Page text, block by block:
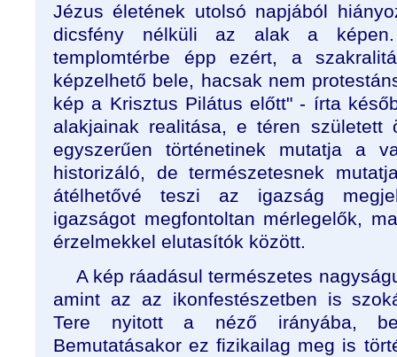
Jézus életének utolsó napjából
dicsfény nélküli az alak a
templomtérbe épp ezért, a
képzelhető bele, hacsak nem
kép a Krisztus Pilátus előtt" - írta
alakjainak realitása, e téren született
egyszerűen történetinek mutatja a
historizáló, de természetesnek
átélhetővé teszi az igazság
igazságot megfontoltan mérlegelők,
érzelmekkel elutasítók között.
A kép ráadásul természetes
amint az az ikonfestészetben is
Tere nyitott a néző irányába,
Bemutatásakor ez fizikailag meg is